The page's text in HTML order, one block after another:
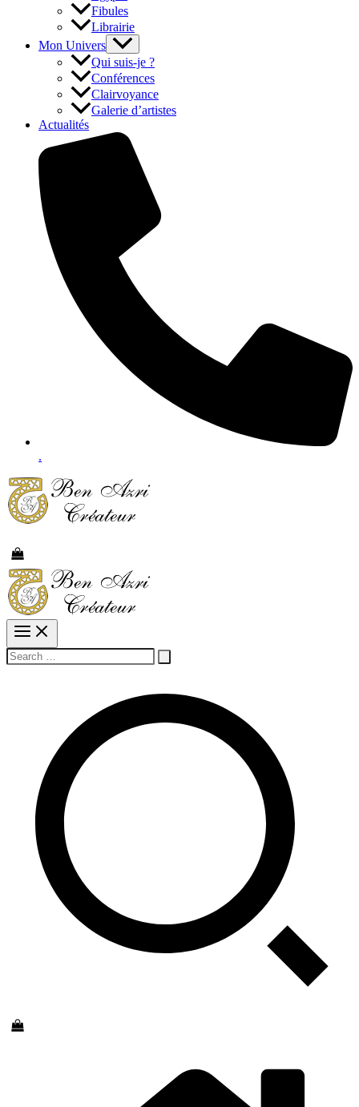
Fibules
Librairie
Mon Univers
Qui suis-je ?
Conférences
Clairvoyance
Galerie d’artistes
Actualités
.
Rechercher :